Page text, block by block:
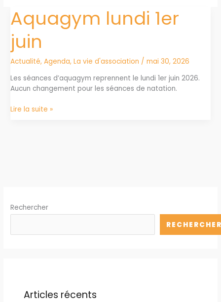
Aquagym lundi 1er
juin
Actualité,Agenda,La vie d'association /mai 30, 2026
Les séances d’aquagym reprennent le lundi 1er juin 2026.
Aucun changement pour les séances de natation.
Aquagym
Lire la suite »
Rechercher
Articles récents